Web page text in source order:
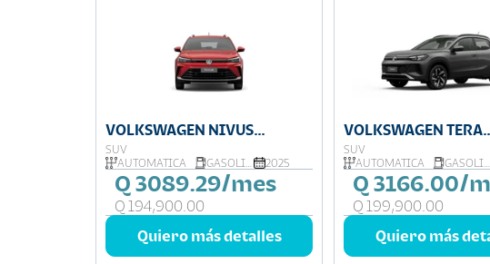
VOLKSWAGEN NIVUS
HIGHLINE
SUV
AUTOMÁTICA
GASOLINA 2025
Q 3089.29/mes
Q 194,900.00
Quiero más detalles
VOLKSWAGEN TERA
HIGHLINE
SUV
AUTOMÁTICA
GASOLINA
Q 3166.00/
Q 199,900.00
Quiero más